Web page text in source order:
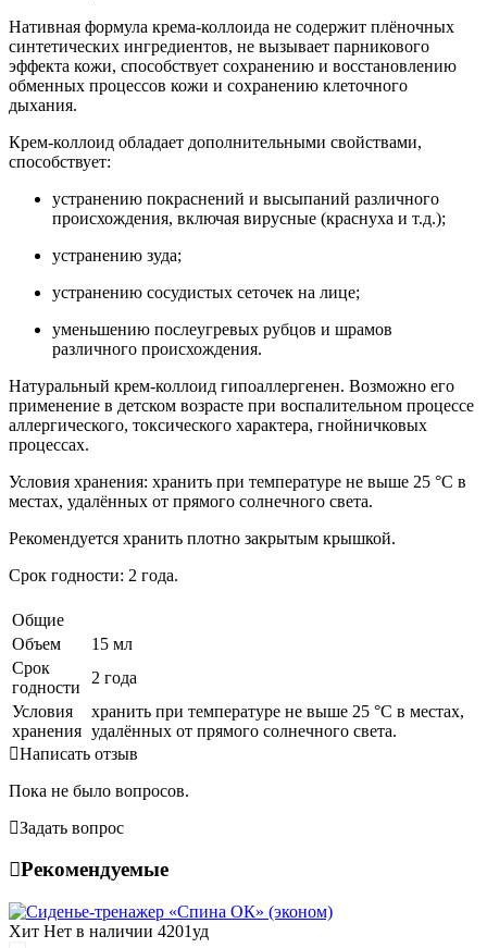
Нативная формула крема-коллоида не содержит плёночных
синтетических ингредиентов, не вызывает парникового
эффекта кожи, способствует сохранению и восстановлению
обменных процессов кожи и сохранению клеточного
дыхания.
Крем-коллоид обладает дополнительными свойствами,
способствует:
устранению покраснений и высыпаний различного
происхождения, включая вирусные (краснуха и т.д.);
устранению зуда;
устранению сосудистых сеточек на лице;
уменьшению послеугревых рубцов и шрамов
различного происхождения.
Натуральный крем-коллоид гипоаллергенен. Возможно его
применение в детском возрасте при воспалительном процессе
аллергического, токсического характера, гнойничковых
процессах.
Условия хранения: хранить при температуре не выше 25 °С в
местах, удалённых от прямого солнечного света.
Рекомендуется хранить плотно закрытым крышкой.
Срок годности: 2 года.
Общие
Объем
15 мл
Срок
годности
2 года
Условия
хранения
хранить при температуре не выше 25 °С в местах,
удалённых от прямого солнечного света.
Написать отзыв
Пока не было вопросов.
Задать вопрос
Рекомендуемые
Хит Нет в наличии 4201уд